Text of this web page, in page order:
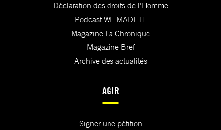
Déclaration des droits de l'Homme
Podcast WE MADE IT
Magazine La Chronique
Magazine Bref
Archive des actualités
AGIR
Signer une pétition